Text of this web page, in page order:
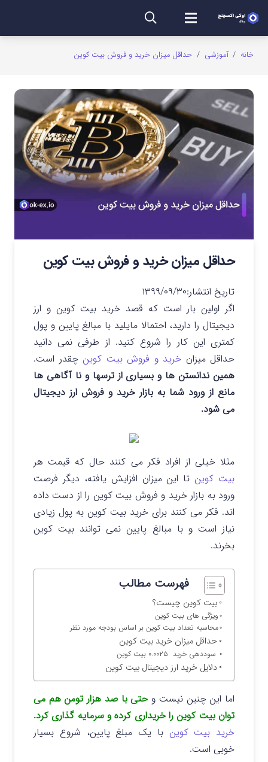
خانه / آموزشی / حداقل میزان خرید و فروش بیت کوین
حداقل میزان خرید و فروش بیت کوین
تاریخ انتشار:۱۳۹۹/۰۹/۳۰
اگر اولین بار است که قصد خرید بیت کوین و ارز
دیجیتال را دارید، احتمالا مایلید با مبالغ پایین و پول
کمتری این کار را شروع کنید. از طرفی نمی دانید
حداقل میزان خرید و فروش بیت کوین چقدر است.
همین ندانستن ها و بسیاری از ترسها و نا آگاهی ها
مانع از ورود شما به بازار خرید و فروش ارز دیجیتال
می شود.
مثلا خیلی از افراد فکر می کنند حال که قیمت هر
بیت کوین تا این میزان افزایش یافته، دیگر فرصت
ورود به بازار خرید و فروش بیت کوین را از دست داده
اند. فکر می کنند برای خرید بیت کوین به پول زیادی
نیاز است و با مبالغ پایین نمی توانند بیت کوین
بخرند.
فهرست مطالب
بیت کوین چیست؟
ویژگی های بیت کوین
محاسبه تعداد بیت کوین بر اساس بودجه مورد نظر
حداقل میزان خرید بیت کوین
سوددهی خرید ۰.۰۰۲۵ بیت کوین
دلایل خرید ارز دیجیتال بیت کوین
اما این چنین نیست و حتی با صد هزار تومن هم می
توان بیت کوین را خریداری کرده و سرمایه گذاری کرد.
خرید بیت کوین با یک مبلغ پایین، شروع بسیار
خوبی است.